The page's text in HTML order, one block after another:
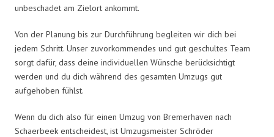
unbeschadet am Zielort ankommt.
Von der Planung bis zur Durchführung begleiten wir dich bei
jedem Schritt. Unser zuvorkommendes und gut geschultes Team
sorgt dafür, dass deine individuellen Wünsche berücksichtigt
werden und du dich während des gesamten Umzugs gut
aufgehoben fühlst.
Wenn du dich also für einen Umzug von Bremerhaven nach
Schaerbeek entscheidest, ist Umzugsmeister Schröder